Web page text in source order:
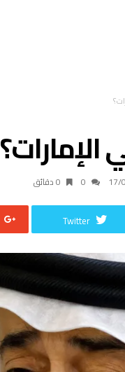
17/ 0 ‫دقائق‬
Twitter